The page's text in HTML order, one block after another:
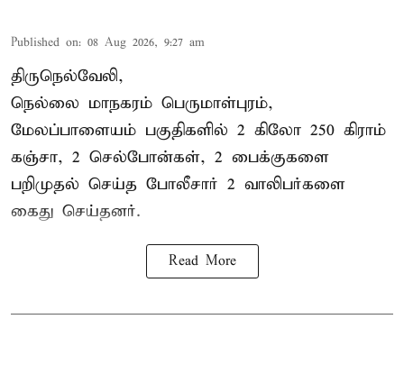
Published on: 08 Aug 2026, 9:27 am
திருநெல்வேலி,
நெல்லை மாநகரம் பெருமாள்புரம்,
மேலப்பாளையம் பகுதிகளில் 2 கிலோ 250 கிராம்
கஞ்சா, 2 செல்போன்கள், 2 பைக்குகளை
பறிமுதல் செய்த போலீசார் 2 வாலிபர்களை
கைது செய்தனர்.
Read More